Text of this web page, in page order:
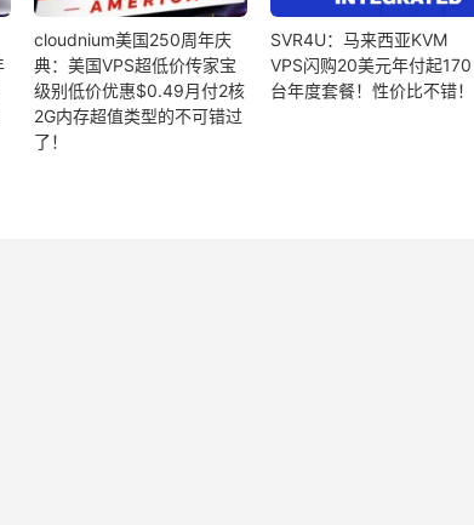
cloudnium美国250周年庆
典：美国VPS超低价传家宝
级别低价优惠$0.49月付2核
2G内存超值类型的不可错过
了！
SVR4U：马来西亚KVM
VPS闪购20美元年付起170
台年度套餐！性价比不错！